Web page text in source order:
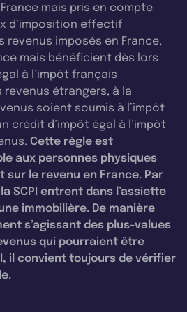
mais pris en compte
d’imposition effectif
revenus imposés en France,
mais bénéficient dès lors
à l’impôt français
étrangers, à la
soient soumis à l’impôt
crédit d’impôt égal à l’impôt
Cette règle est
aux personnes physiques
sur le revenu en France. Par
SCPI entrent dans l’assiette
immobilière. De manière
s’agissant des plus-values
qui pourraient être
il convient toujours de vérifier